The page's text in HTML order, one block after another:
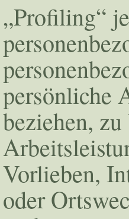
„Profiling“
persönliche
beziehen,
Vorlieben,
oder